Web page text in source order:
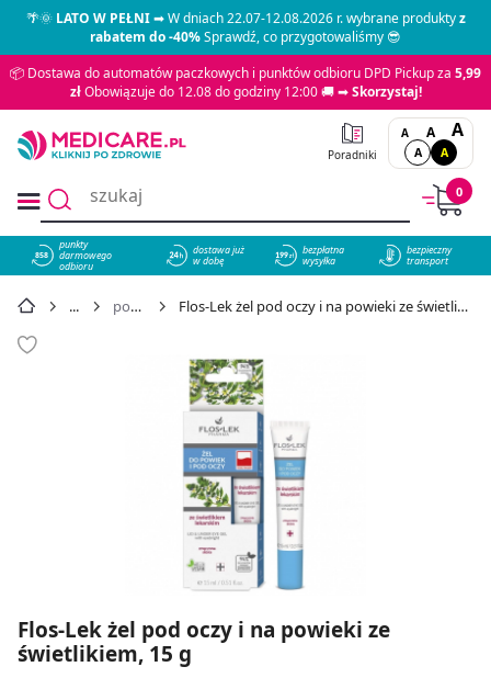
🌴🌞LATO W PEŁNI➡ W dniach 22.07-12.08.2026 r. wybrane produktyz
rabatem do -40%Sprawdź, co przygotowaliśmy 😎
📦 Dostawa do automatów paczkowych i punktów odbioru DPD Pickup za 5,99
złObowiązuje do 12.08 do godziny 12:00 🚚 ➡Skorzystaj!
Poradniki
A A A
A A
0
858
punkty
darmowego
odbioru
dostawa już
w dobę
bezpłatna
wysyłka
bezpieczny
transport
pod oczy Flos-Lek żel pod oczy i na powieki ze świetlikiem, 15 g - cena 9,90 zł
Flos-Lek żel pod oczy i na powieki ze
świetlikiem, 15 g